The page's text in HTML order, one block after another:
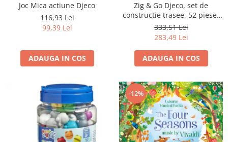
Joc Mica actiune Djeco
116,93 Lei
99,39 Lei
ADAUGA IN COS
Zig & Go Djeco, set de
constructie trasee, 52 piese-
Muzica
333,51 Lei
283,49 Lei
ADAUGA IN COS
-12%